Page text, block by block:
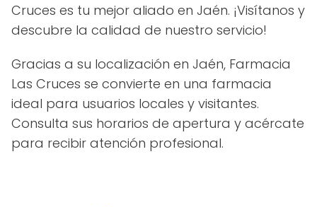
Cruces es tu mejor aliado en Jaén. ¡Visítanos y
descubre la calidad de nuestro servicio!
Gracias a su localización en Jaén, Farmacia
Las Cruces se convierte en una farmacia
ideal para usuarios locales y visitantes.
Consulta sus horarios de apertura y acércate
para recibir atención profesional.